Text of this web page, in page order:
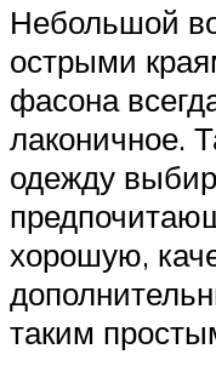
Небольшой
острыми
фасона
лаконичное.
одежду
хорошую,
таким